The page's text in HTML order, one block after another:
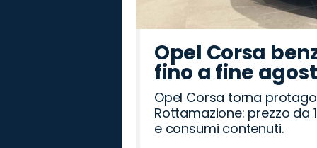
Opel Corsa
fino a fine
Opel Corsa torna
Rottamazione: prezzo da
e consumi contenuti.